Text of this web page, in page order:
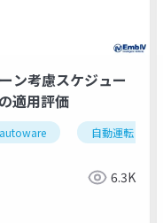
ン考慮スケジュー
適用評価
autoware 自動運転
6.3K